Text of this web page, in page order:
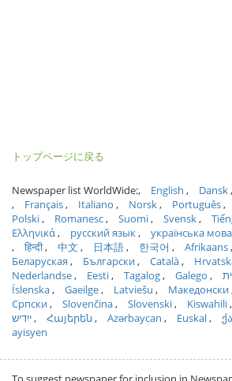
トップページに戻る
Newspaper list WorldWide: English Dansk
Français
Italiano Norsk Português
Polski
Romanesc Suomi Svensk
Ελληνικά
русский язык українська мова
हिन्दी
中文 日本語 한국어 Afrikaans
Беларуская
Български Català
Nederlandse
Eesti Tagalog Galego
Íslenska
Gaeilge Latviešu Македонски
Српски
Slovenčina Slovenski Kiswahili
ייִדיש
Հայերեն Azərbaycan Euskal
ayisyen